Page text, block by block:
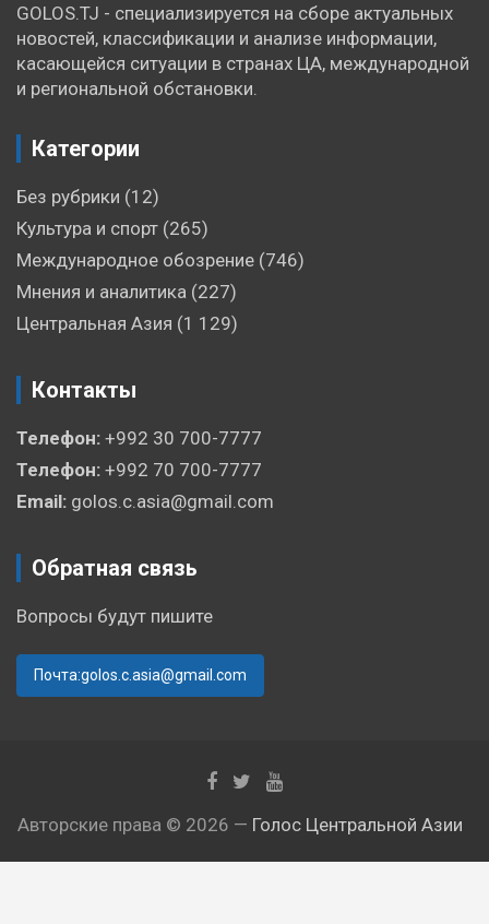
GOLOS.TJ - специализируется на сборе актуальных
новостей, классификации и анализе информации,
касающейся ситуации в странах ЦА, международной
и региональной обстановки.
Категории
Без рубрики (12)
Культура и спорт (265)
Международное обозрение (746)
Мнения и аналитика (227)
Центральная Азия (1 129)
Контакты
Телефон: +992 30 700-7777
Телефон: +992 70 700-7777
Email: golos.c.asia@gmail.com
Обратная связь
Вопросы будут пишите
Почта:golos.c.asia@gmail.com
Авторские права © 2026 — Голос Центральной Азии